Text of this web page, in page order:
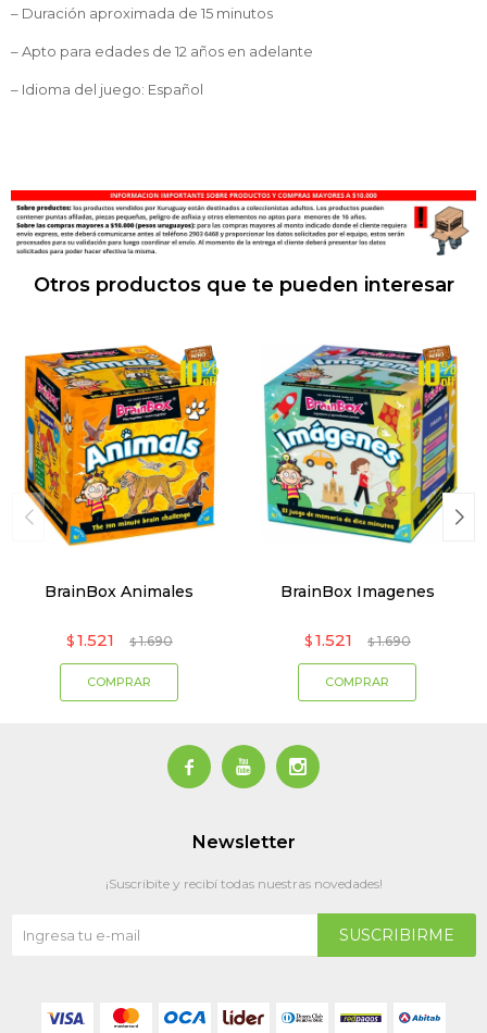
– Duración aproximada de 15 minutos
– Apto para edades de 12 años en adelante
– Idioma del juego: Español
Otros productos que te pueden interesar
BrainBox Animales
$ 1.521 $ 1.690
BrainBox Imagenes
$ 1.521 $ 1.690
  
Newsletter
¡Suscribite y recibí todas nuestras novedades!
SUSCRIBIRME